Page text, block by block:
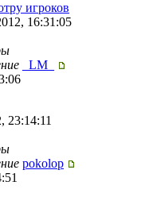
игроков
16:31:05
_LM_
23:14:11
pokolop